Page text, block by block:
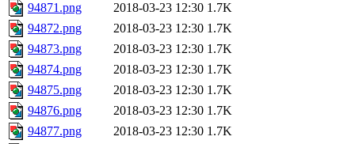
94871.png
2018-03-23 12:30 1.7K
94872.png
2018-03-23 12:30 1.7K
94873.png
2018-03-23 12:30 1.7K
94874.png
2018-03-23 12:30 1.7K
94875.png
2018-03-23 12:30 1.7K
94876.png
2018-03-23 12:30 1.7K
94877.png
2018-03-23 12:30 1.7K